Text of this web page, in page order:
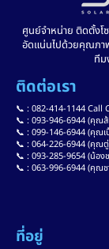
ศูนย์จำหน่าย ติดตั้งโ
อัดแน่นไปด้วยคุณภา
ทีม
ติดต่อเรา
📞 : 082-414-1144Call
📞 : 093-946-6944 (คุ
📞 : 099-146-6944 (คุณ
📞 : 064-226-6944 (คุ
📞 : 093-285-9654 (น้
📞 : 063-996-6944 (คุณ
ที่อยู่